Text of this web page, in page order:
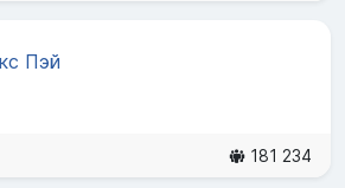
Пэй
181 234